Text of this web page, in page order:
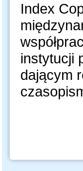
Index
instytucji
dającym